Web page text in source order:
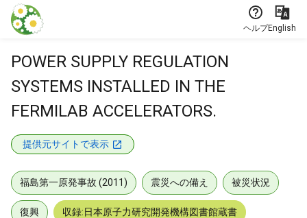
本文に飛ぶ
ヘルプEnglish
POWER SUPPLY REGULATION
SYSTEMS INSTALLED IN THE
FERMILAB ACCELERATORS.
提供元サイトで表示
福島第一原発事故 (2011) 震災への備え 被災状況
復興 収録:日本原子力研究開発機構図書館蔵書